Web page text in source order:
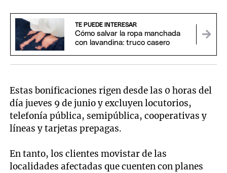
TE PUEDE INTERESAR
Cómo salvar la ropa manchada
con lavandina: truco casero
Estas bonificaciones rigen desde las 0 horas del
día jueves 9 de junio y excluyen locutorios,
telefonía pública, semipública, cooperativas y
líneas y tarjetas prepagas.
En tanto, los clientes movistar de las
localidades afectadas que cuenten con planes